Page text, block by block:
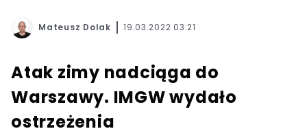
Mateusz Dolak 19.03.2022 03:21
Atak zimy nadciąga do
Warszawy. IMGW wydało
ostrzeżenia